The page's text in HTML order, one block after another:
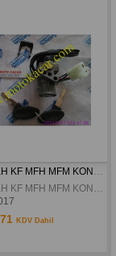
KDV Dahil